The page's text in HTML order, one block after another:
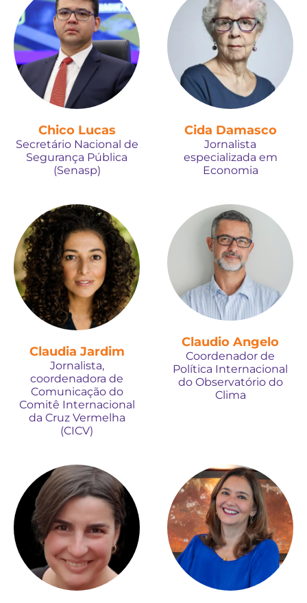
Chico Lucas
Secretário Nacional de
Segurança Pública
(Senasp)
Cida Damasco
Jornalista
especializada em
Economia
Claudia Jardim
Jornalista,
coordenadora de
Comunicação do
Comitê Internacional
da Cruz Vermelha
(CICV)
Claudio Angelo
Coordenador de
Política Internacional
do Observatório do
Clima